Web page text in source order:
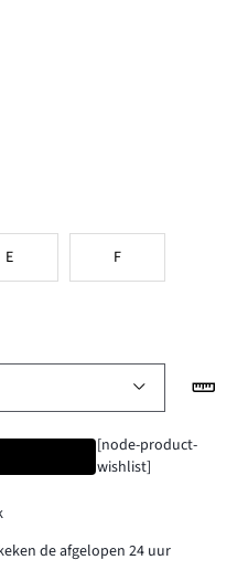
E F
[node-product-
wishlist]
de afgelopen 24 uur